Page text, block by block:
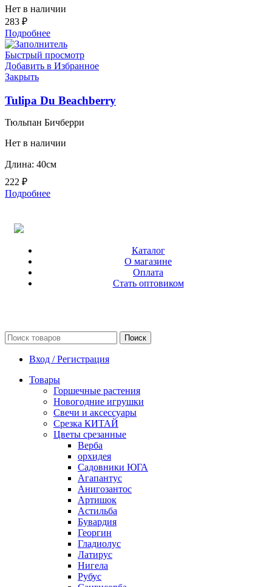
Нет в наличии
283 ₽
Подробнее
Быстрый просмотр
Добавить в Избранное
Закрыть
Tulipa Du Beachberry
Тюльпан Бичберри
Нет в наличии
Длина: 40см
222 ₽
Подробнее
Каталог
О магазине
Оплата
Стать оптовиком
Поиск
Вход / Регистрация
Товары
Горшечные растения
Новогодние игрушки
Свечи и аксессуары
Срезка КИТАЙ
Цветы срезанные
Верба
орхидея
Садовники ЮГА
Агапантус
Анигозантос
Артишок
Астильба
Бувардия
Георгин
Гладиолус
Латирус
Нигела
Рубус